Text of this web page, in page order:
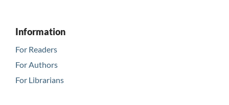
Information
For Readers
For Authors
For Librarians